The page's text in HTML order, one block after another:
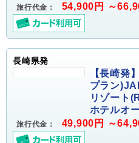
旅行代金： 54,900円 ～
長崎県発
【長崎発
プラン
リゾート
ホテルオ
旅行代金： 49,900円 ～